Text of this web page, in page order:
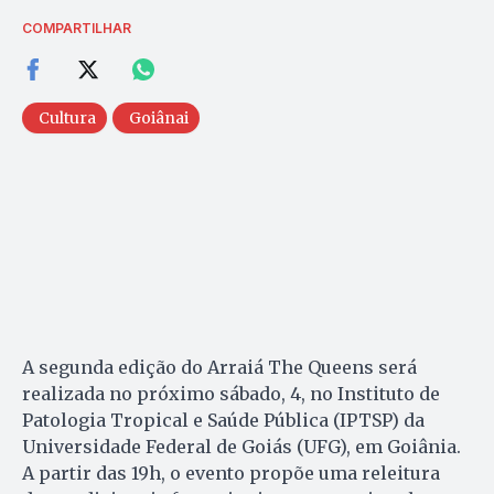
COMPARTILHAR
Cultura Goiânai
A segunda edição do Arraiá The Queens será
realizada no próximo sábado, 4, no Instituto de
Patologia Tropical e Saúde Pública (IPTSP) da
Universidade Federal de Goiás (UFG), em Goiânia.
A partir das 19h, o evento propõe uma releitura